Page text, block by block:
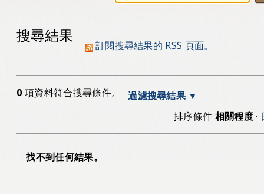
搜尋結果
訂閱搜尋結果的 RSS 頁面。
0 項資料符合搜尋條件。
過濾搜尋結果
排序條件 相關程度·
找不到任何結果。